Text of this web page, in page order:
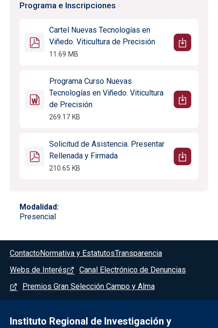
Programa e Inscripciones
Cartel Nuevas Tecnologías en
Viñedo. Viticultura de Precisión
11.69 MB
Programa Curso Nuevas
Tecnologías en Viñedo. Viticultura
de Precisión
269.17 KB
Solicitud de Asistencia. Presentar
Rellenada y Firmada
210.65 KB
Modalidad
Presencial
Menú del pie
ContactoNormativa y EstatutosTransparencia
Webs de Interés
Canal Electrónico de Denuncias
Premios Gran Selección Campo y Alma
Instituto Regional de Investigación y